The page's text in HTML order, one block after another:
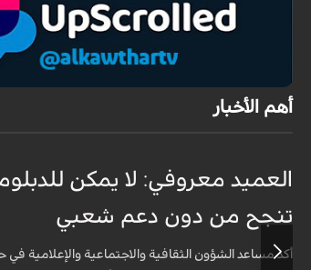
أهم الأخبار
العميد معروفي: لا يمكن
تنجح من دون دعم شعبي
أكد مساعد الشؤون الثقافية والاجتماعية والإعلامية في